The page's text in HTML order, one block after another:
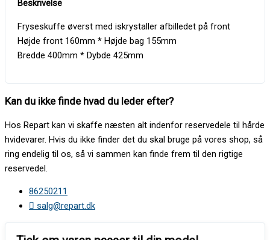
Fryseskuffe øverst med iskrystaller afbilledet på front
Højde front 160mm * Højde bag 155mm
Bredde 400mm * Dybde 425mm
Kan du ikke finde hvad du leder efter?
Hos Repart kan vi skaffe næsten alt indenfor reservedele til hårde
hvidevarer. Hvis du ikke finder det du skal bruge på vores shop, så
ring endelig til os, så vi sammen kan finde frem til den rigtige
reservedel.
86250211
salg@repart.dk